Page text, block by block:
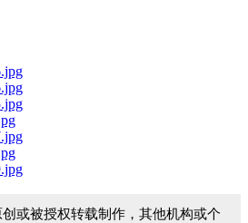
创或被授权转载制作，其他机构或个